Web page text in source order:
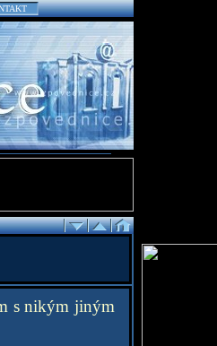
s nikým jiným